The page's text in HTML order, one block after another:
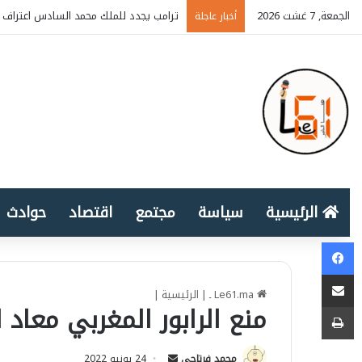
الجمعة, 7 غشت 2026 أخبار عاجلة ترامب يجدد للملك محمد السادس اعتراف
الرئيسية سياسة مجتمع اقتصاد حوادث
| الرئيسية |
منع الرابور المغربي
Facebook
المشاركة عبر البريد الإلكتروني